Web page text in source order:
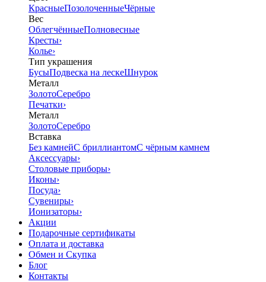
КрасныеПозолоченныеЧёрные
Вес
ОблегчённыеПолновесные
Кресты›
Колье›
Тип украшения
БусыПодвеска на лескеШнурок
Металл
ЗолотоСеребро
Печатки›
Металл
ЗолотоСеребро
Вставка
Без камнейС бриллиантомС чёрным камнем
Аксессуары›
Столовые приборы›
Иконы›
Посуда›
Сувениры›
Ионизаторы›
Акции
Подарочные сертификаты
Оплата и доставка
Обмен и Скупка
Блог
Контакты